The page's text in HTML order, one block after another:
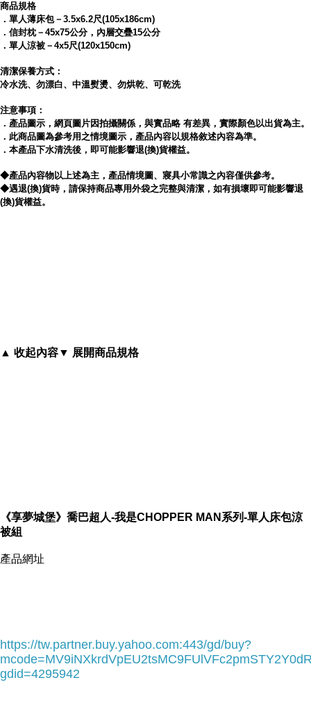
．質地細緻觸感柔順
．台灣精製 安心滿分
．超細纖維 100%
商品特色
商品規格
．單人薄床包－3.5x6.2尺(105x186cm)
．信封枕－45x75公分，內層交疊15公分
．單人涼被－4x5尺(120x150cm)
清潔保養方式：
冷水洗、勿漂白、中溫熨燙、勿烘乾、可乾洗
注意事項：
．產品圖示，網頁圖片因拍攝關係，與實品略 有差異，實際顏色以出貨為主。
．此商品圖為參考用之情境圖示，產品內容以規格敘述內容為準。
．本產品下水清洗後，即可能影響退(換)貨權益。
◆產品內容物以上述為主，產品情境圖、寢具小常識之內容僅供參考。
◆遇退(換)貨時，請保持商品專用外袋之完整與清潔，如有損壞即可能影響退
(換)貨權益。
▲ 收起內容▼ 展開商品規格
《享夢城堡》喬巴超人-我是CHOPPER MAN系列-單人床包涼
被組
產品網址
https://tw.partner.buy.yahoo.com:443/gd/buy?
gdid=4295942